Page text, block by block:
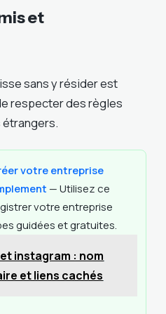
et
sans y résider est
respecter des règles
votre entreprise
— Utilisez ce
votre entreprise
guidées et gratuites.
instagram : nom
et liens cachés